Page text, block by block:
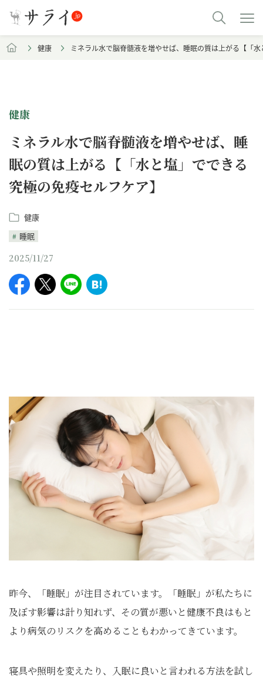
健康 ミネラル水で脳脊髄液を増やせば、睡眠の質は上がる【「
健康
ミネラル水で脳脊髄液を増やせば、睡
眠の質は上がる【「水と塩」でできる
究極の免疫セルフケア】
健康
睡眠
2025/11/27
昨今、「睡眠」が注目されています。「睡眠」が私たちに
及ぼす影響は計り知れず、その質が悪いと健康不良はもと
より病気のリスクを高めることもわかってきています。
寝具や照明を変えたり、入眠に良いと言われる方法を試し